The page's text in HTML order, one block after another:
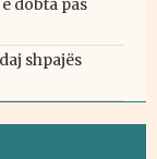
dobta pas
shpajës